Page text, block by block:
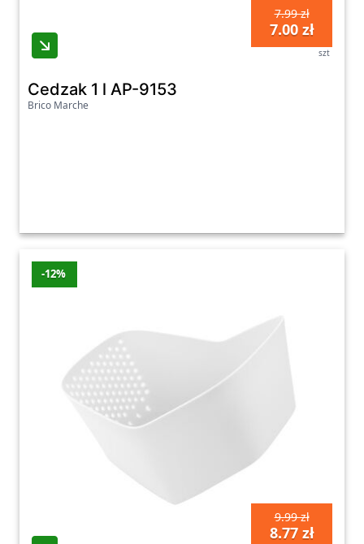
7.99 zł
7.00 zł
szt
Cedzak 1 l AP-9153
Brico Marche
-12%
9.99 zł
8.77 zł